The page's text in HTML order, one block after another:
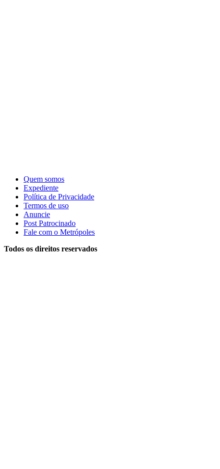
Quem somos
Expediente
Política de Privacidade
Termos de uso
Anuncie
Post Patrocinado
Fale com o Metrópoles
Todos os direitos reservados